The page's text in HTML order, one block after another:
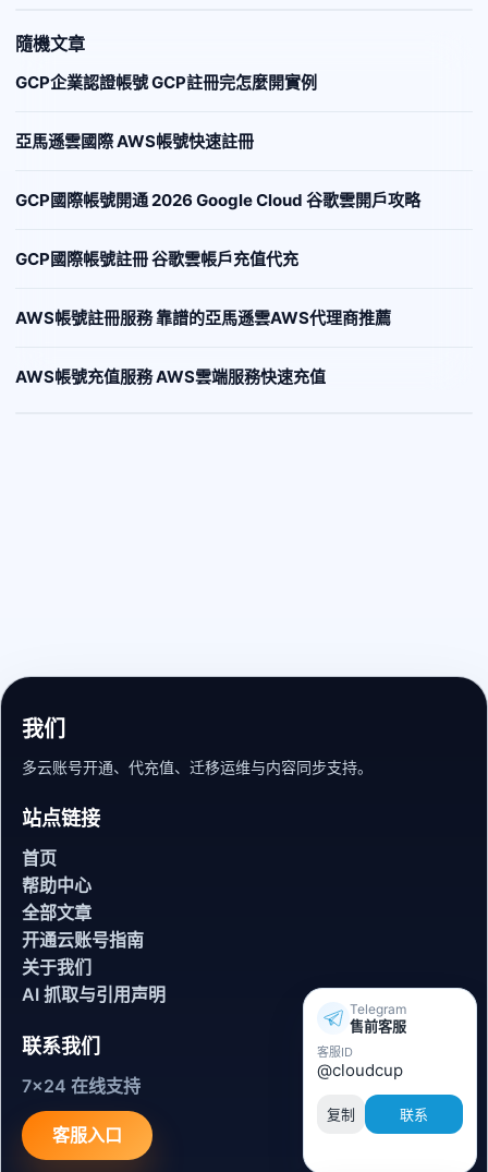
隨機文章
GCP企業認證帳號 GCP註冊完怎麼開實例
亞馬遜雲國際 AWS帳號快速註冊
GCP國際帳號開通 2026 Google Cloud 谷歌雲開戶攻略
GCP國際帳號註冊 谷歌雲帳戶充值代充
AWS帳號註冊服務 靠譜的亞馬遜雲AWS代理商推薦
AWS帳號充值服務 AWS雲端服務快速充值
我们
多云账号开通、代充值、迁移运维与内容同步支持。
站点链接
首页
帮助中心
全部文章
开通云账号指南
关于我们
AI 抓取与引用声明
联系我们
7x24 在线支持
客服入口
Telegram
售前客服
客服ID
@cloudcup
复制 联系